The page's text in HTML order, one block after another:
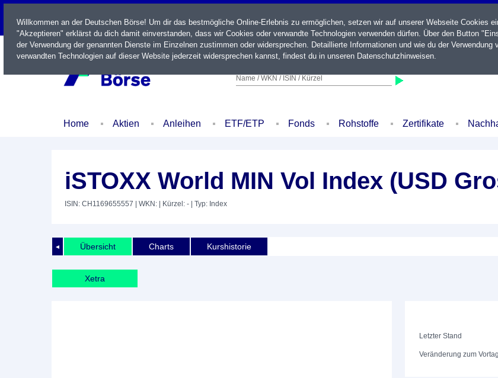
LIVE
Name / WKN / ISIN / Kürzel
Home Aktien Anleihen ETF/ETP Fonds Rohstoffe Zertifikate
iSTOXX World MIN Vol Index (USD
ISIN: CH1169655557 | WKN: | Kürzel: - | Typ: Index
◄ Übersicht Charts Kurshistorie
Xetra
Letzter Stand
Veränderung zum Vortag
Willkommen an der Deutschen Börse! Um dir das bestmögliche Online-Erlebnis zu ermöglichen, setzen wir auf unserer Webseite Cookies
"Akzeptieren" erklärst du dich damit einverstanden, dass wir Cookies oder verwandte Technologien verwenden dürfen. Über den Button
der Verwendung der genannten Dienste im Einzelnen zustimmen oder widersprechen. Detaillierte Informationen und wie du der Verwendung
verwandten Technologien auf dieser Website jederzeit widersprechen kannst, findest du in unseren Datenschutzhinweisen.